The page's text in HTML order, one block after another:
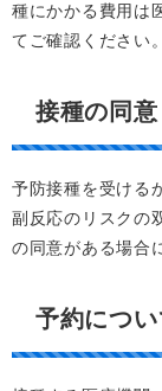
種にかかる費用は
てご確認ください。
接種の同意
予防接種を受ける
副反応のリスクの
の同意がある場合
予約につい